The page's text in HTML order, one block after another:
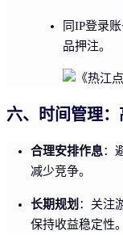
同IP登录
品押注。
六、时间管理
合理安排作息：
减少竞争。
长期规划 ：关注
保持收益稳定性。